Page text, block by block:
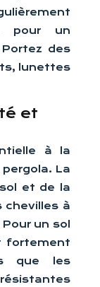
pour un
des
lunettes
et
à la
La
et de la
chevilles à
un sol
fortement
que les